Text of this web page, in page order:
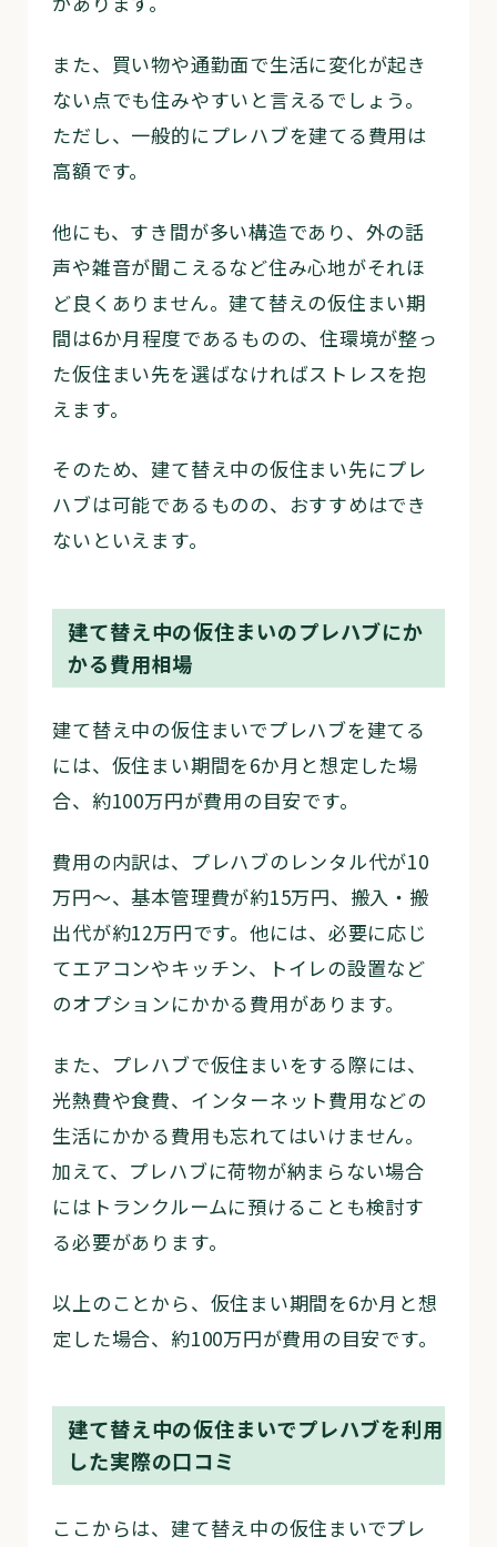
また、買い物や通勤面で生活に変化が起き
ない点でも住みやすいと言えるでしょう。
ただし、一般的にプレハブを建てる費用は
高額です。
他にも、すき間が多い構造であり、外の話
声や雑音が聞こえるなど住み心地がそれほ
ど良くありません。建て替えの仮住まい期
間は6か月程度であるものの、住環境が整っ
た仮住まい先を選ばなければストレスを抱
えます。
そのため、建て替え中の仮住まい先にプレ
ハブは可能であるものの、おすすめはでき
ないといえます。
建て替え中の仮住まいのプレハブにか
かる費用相場
建て替え中の仮住まいでプレハブを建てる
には、仮住まい期間を6か月と想定した場
合、約100万円が費用の目安です。
費用の内訳は、プレハブのレンタル代が10
万円〜、基本管理費が約15万円、搬入・搬
出代が約12万円です。他には、必要に応じ
てエアコンやキッチン、トイレの設置など
のオプションにかかる費用があります。
また、プレハブで仮住まいをする際には、
光熱費や食費、インターネット費用などの
生活にかかる費用も忘れてはいけません。
加えて、プレハブに荷物が納まらない場合
にはトランクルームに預けることも検討す
る必要があります。
以上のことから、仮住まい期間を6か月と想
定した場合、約100万円が費用の目安です。
建て替え中の仮住まいでプレハブを利用
した実際の口コミ
ここからは、建て替え中の仮住まいでプレ